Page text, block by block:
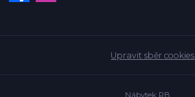
Upravit sběr cookies.
Nábytek RB